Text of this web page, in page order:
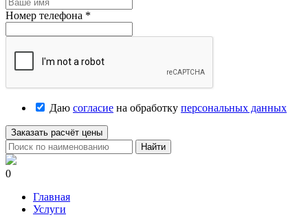
Номер телефона *
Даю согласие на обработку персональных данных
Заказать расчёт цены
Найти
0
Главная
Услуги